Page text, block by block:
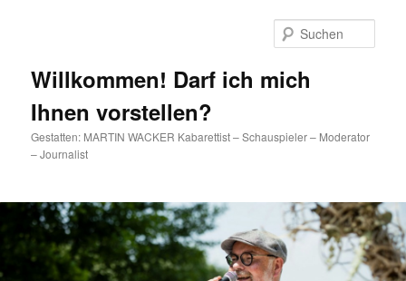
Willkommen! Darf ich mich
Ihnen vorstellen?
Gestatten: MARTIN WACKER Kabarettist – Schauspieler – Moderator
– Journalist